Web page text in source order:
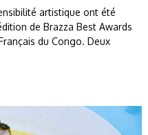
artistique ont été
de Brazza Best Awards
du Congo. Deux